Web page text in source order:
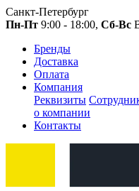
Санкт-Петербург
Пн-Пт 9:00 - 18:00, Сб-Вс
Бренды
Доставка
Оплата
Компания
Реквизиты
о компании
Контакты